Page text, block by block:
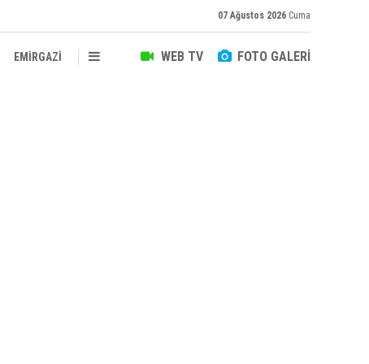
07 Ağustos 2026 Cuma
WEB TV FOTO GALERİ
EMİRGAZİ